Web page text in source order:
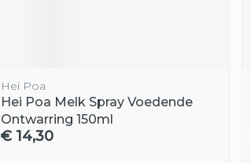
Hei Poa
Hei Poa Melk Spray Voedende
Ontwarring 150ml
€ 14,30